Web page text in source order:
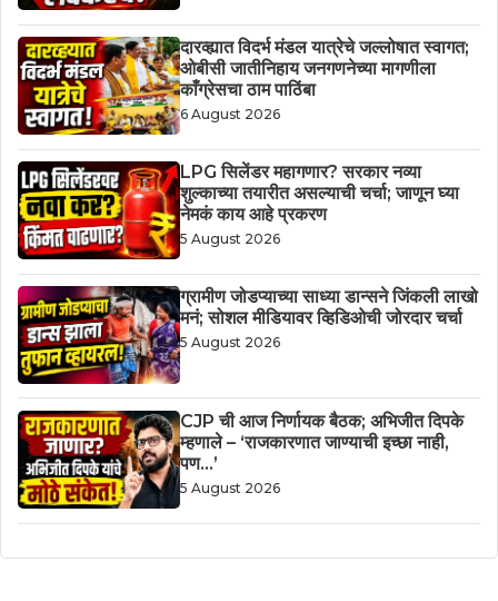
दारव्ह्यात विदर्भ मंडल यात्रेचे जल्लोषात स्वागत;
ओबीसी जातीनिहाय जनगणनेच्या मागणीला
काँग्रेसचा ठाम पाठिंबा
6 August 2026
LPG सिलेंडर महागणार? सरकार नव्या
शुल्काच्या तयारीत असल्याची चर्चा; जाणून घ्या
नेमकं काय आहे प्रकरण
5 August 2026
ग्रामीण जोडप्याच्या साध्या डान्सने जिंकली लाखो
मनं; सोशल मीडियावर व्हिडिओची जोरदार चर्चा
5 August 2026
CJP ची आज निर्णायक बैठक; अभिजीत दिपके
म्हणाले – ‘राजकारणात जाण्याची इच्छा नाही,
पण…’
5 August 2026